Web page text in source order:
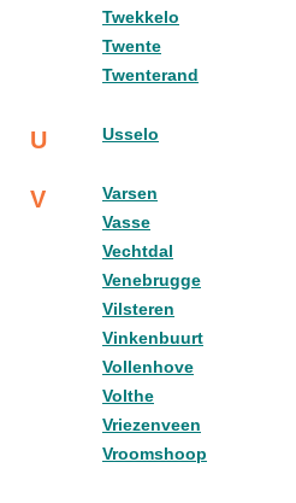
Twekkelo
Twente
Twenterand
U Usselo
V
Varsen
Vasse
Vechtdal
Venebrugge
Vilsteren
Vinkenbuurt
Vollenhove
Volthe
Vriezenveen
Vroomshoop